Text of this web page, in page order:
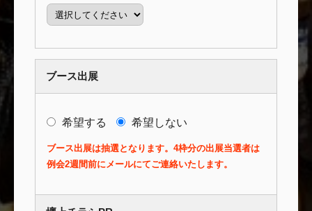
ブース出展
希望する 希望しない
ブース出展は抽選となります。4枠分の出展当選者は
例会2週間前にメールにてご連絡いたします。